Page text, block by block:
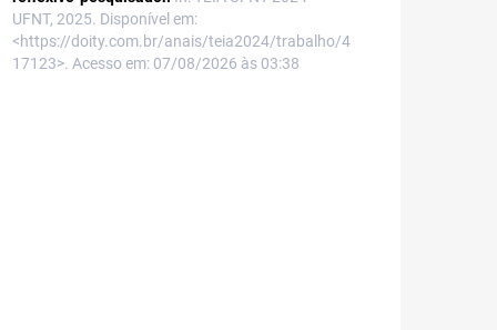
UFNT, 2025. Disponível em:
<https://doity.com.br/anais/teia2024/trabalho/4
17123>. Acesso em: 07/08/2026 às 03:38